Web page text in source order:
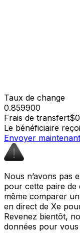
Taux de change
0.859900
Frais de transfert$0
Le bénéficiaire
Envoyer maintenant
Nous n’avons pas
pour cette paire de
même comparer
en direct de Xe
Revenez bientôt,
données pour